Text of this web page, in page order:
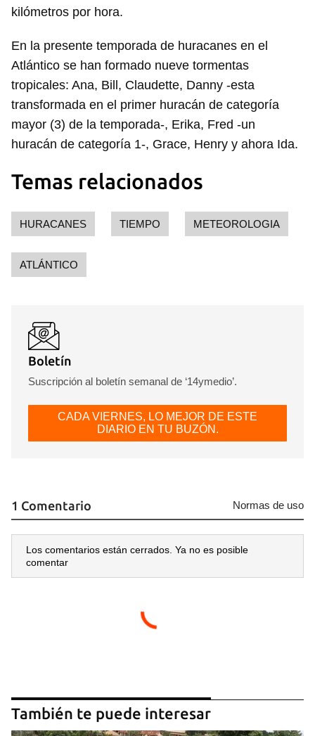
kilómetros por hora.
En la presente temporada de huracanes en el
Atlántico se han formado nueve tormentas
tropicales: Ana, Bill, Claudette, Danny -esta
transformada en el primer huracán de categoría
mayor (3) de la temporada-, Erika, Fred -un
huracán de categoría 1-, Grace, Henry y ahora Ida.
Temas relacionados
HURACANES TIEMPO METEOROLOGIA
ATLÁNTICO
Boletín
Suscripción al boletín semanal de ‘14ymedio’.
CADA VIERNES, LO MEJOR DE ESTE
DIARIO EN TU BUZÓN.
1 Comentario Normas de uso
Los comentarios están cerrados. Ya no es posible
comentar
También te puede interesar